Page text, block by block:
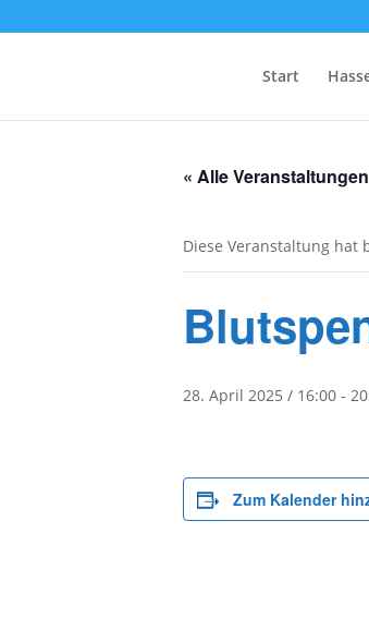
Start
« Alle Veranstaltungen
Diese Veranstaltung hat
28. April 2025 / 16:00 -
Zum Kalender